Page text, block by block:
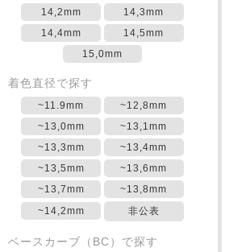
14,2mm
14,3mm
14,4mm
14,5mm
15,0mm
着色直径で探す
~11.9mm
~12,8mm
~13,0mm
~13,1mm
~13,3mm
~13,4mm
~13,5mm
~13,6mm
~13,7mm
~13,8mm
~14,2mm
非公表
ベースカーブ（BC）で探す